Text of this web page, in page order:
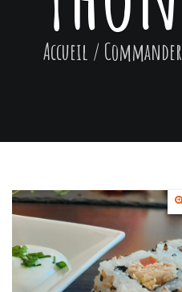
Accueil / Commander